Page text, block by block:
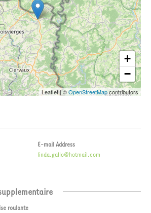
+
−
Leaflet|©OpenStreetMapcontributors
E-mail Address
linda.gallo@hotmail.com
roulante